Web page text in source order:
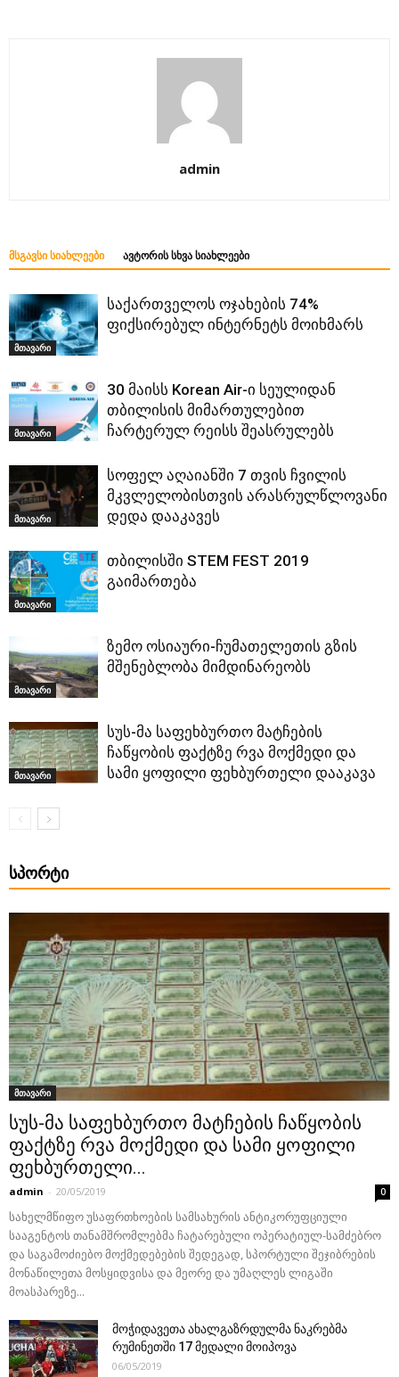
admin
ᲛᲡᲒᲐᲕᲡᲘ ᲡᲘᲐᲮᲚᲔᲔᲑᲘ ᲐᲕᲢᲝᲠᲘᲡ ᲡᲮᲕᲐ ᲡᲘᲐᲮᲚᲔᲔᲑᲘ
მთავარი
საქართველოს ოჯახების 74%
ფიქსირებულ ინტერნეტს მოიხმარს
მთავარი
30 მაისს Korean Air-ი სეულიდან
თბილისის მიმართულებით
ჩარტერულ რეისს შეასრულებს
მთავარი
სოფელ აღაიანში 7 თვის ჩვილის
მკვლელობისთვის არასრულწლოვანი
დედა დააკავეს
მთავარი
თბილისში STEM FEST 2019
გაიმართება
მთავარი
ზემო ოსიაური-ჩუმათელეთის გზის
მშენებლობა მიმდინარეობს
მთავარი
სუს-მა საფეხბურთო მატჩების
ჩაწყობის ფაქტზე რვა მოქმედი და
სამი ყოფილი ფეხბურთელი დააკავა
ᲡᲞᲝᲠᲢᲘ
მთავარი
სუს-მა საფეხბურთო მატჩების ჩაწყობის
ფაქტზე რვა მოქმედი და სამი ყოფილი
ფეხბურთელი...
admin - 20/05/2019 0
სახელმწიფო უსაფრთხოების სამსახურის ანტიკორუფციული
სააგენტოს თანამშრომლებმა ჩატარებული ოპერატიულ-სამძებრო
და საგამოძიებო მოქმედებების შედეგად, სპორტული შეჯიბრების
მონაწილეთა მოსყიდვისა და მეორე და უმაღლეს ლიგაში
მოასპარეზე...
მოჭიდავეთა ახალგაზრდულმა ნაკრებმა
რუმინეთში 17 მედალი მოიპოვა
06/05/2019